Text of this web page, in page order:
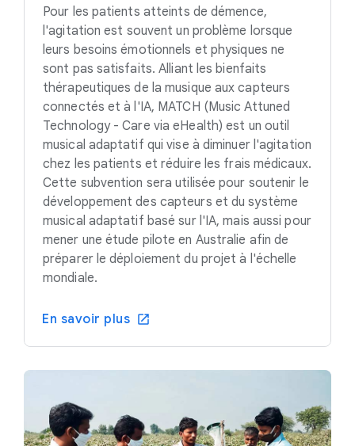
Pour les patients atteints de démence,
l'agitation est souvent un problème lorsque
leurs besoins émotionnels et physiques ne
sont pas satisfaits. Alliant les bienfaits
thérapeutiques de la musique aux capteurs
connectés et à l'IA, MATCH (Music Attuned
Technology - Care via eHealth) est un outil
musical adaptatif qui vise à diminuer l'agitation
chez les patients et réduire les frais médicaux.
Cette subvention sera utilisée pour soutenir le
développement des capteurs et du système
musical adaptatif basé sur l'IA, mais aussi pour
mener une étude pilote en Australie afin de
préparer le déploiement du projet à l'échelle
mondiale.
En savoir plus